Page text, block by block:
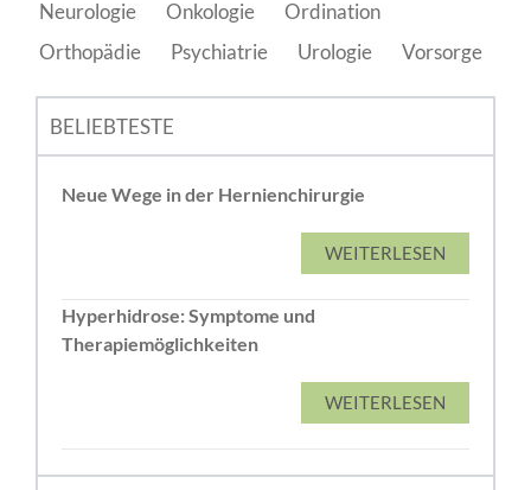
Neurologie
Onkologie
Ordination
Orthopädie
Psychiatrie Urologie Vorsorge
BELIEBTESTE
Neue Wege in der Hernienchirurgie
WEITERLESEN
Hyperhidrose: Symptome und
Therapiemöglichkeiten
WEITERLESEN